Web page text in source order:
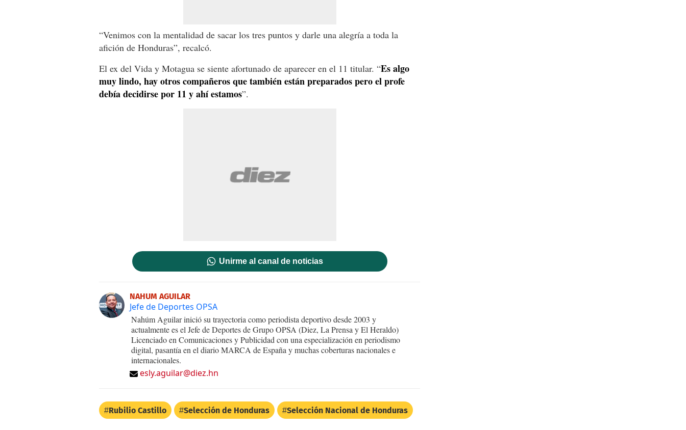
“Venimos con la mentalidad de sacar los tres puntos y darle una alegría a toda la
afición de Honduras”, recalcó.
El ex del Vida y Motagua se siente afortunado de aparecer en el 11 titular. “Es algo
muy lindo, hay otros compañeros que también están preparados pero el profe
debía decidirse por 11 y ahí estamos”.
Unirme al canal de noticias
NAHUM AGUILAR
Jefe de Deportes OPSA
Nahúm Aguilar inició su trayectoria como periodista deportivo desde 2003 y
actualmente es el Jefe de Deportes de Grupo OPSA (Diez, La Prensa y El Heraldo)
Licenciado en Comunicaciones y Publicidad con una especialización en periodismo
digital, pasantía en el diario MARCA de España y muchas coberturas nacionales e
internacionales.
esly.aguilar@diez.hn
Rubilio Castillo Selección de Honduras Selección Nacional de Honduras